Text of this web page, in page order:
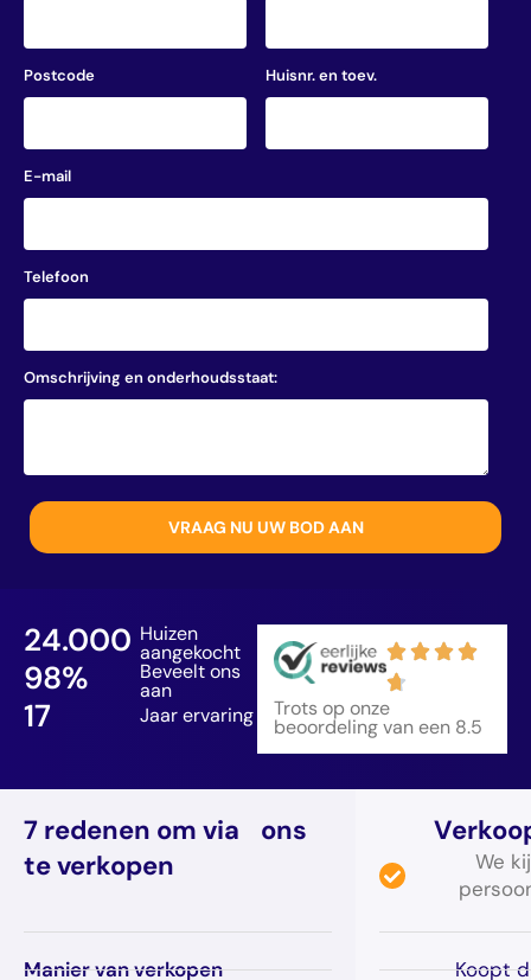
Postcode Huisnr. en toev.
E-mail
Telefoon
Omschrijving en onderhoudsstaat:
Huizen
aangekocht
24.000
Beveelt ons
aan
98%
Jaar ervaring
17 Trots op onze
beoordeling van een 8.5
7 redenen om via ons
te verkopen
Manier van verkopen
We
Koopt